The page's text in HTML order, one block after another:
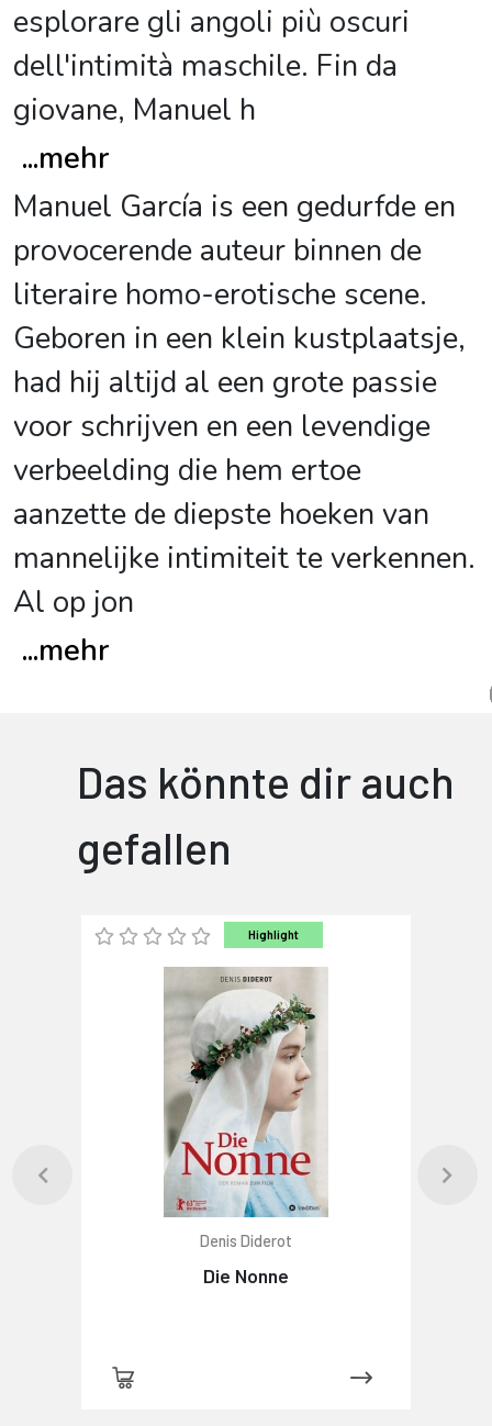
esplorare gli angoli più oscuri
dell'intimità maschile. Fin da
giovane, Manuel h
...mehr
Manuel García is een gedurfde en
provocerende auteur binnen de
literaire homo-erotische scene.
Geboren in een klein kustplaatsje,
had hij altijd al een grote passie
voor schrijven en een levendige
verbeelding die hem ertoe
aanzette de diepste hoeken van
mannelijke intimiteit te verkennen.
Al op jon
...mehr
Das könnte dir auch
gefallen
Highlight
Denis Diderot
Die Nonne